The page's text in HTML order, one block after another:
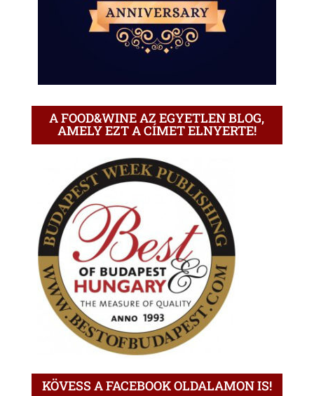
A FOOD&WINE AZ EGYETLEN BLOG,
AMELY EZT A CÍMET ELNYERTE!
KÖVESS A FACEBOOK OLDALAMON IS!